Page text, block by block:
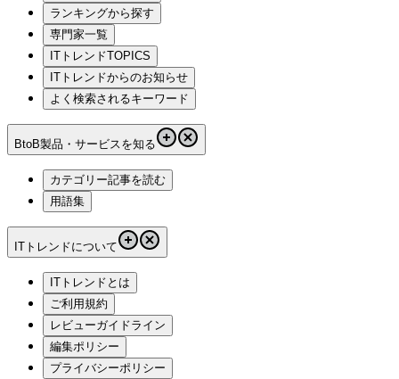
ランキングから探す
専門家一覧
ITトレンドTOPICS
ITトレンドからのお知らせ
よく検索されるキーワード
BtoB製品・サービスを知る
カテゴリー記事を読む
用語集
ITトレンドについて
ITトレンドとは
ご利用規約
レビューガイドライン
編集ポリシー
プライバシーポリシー